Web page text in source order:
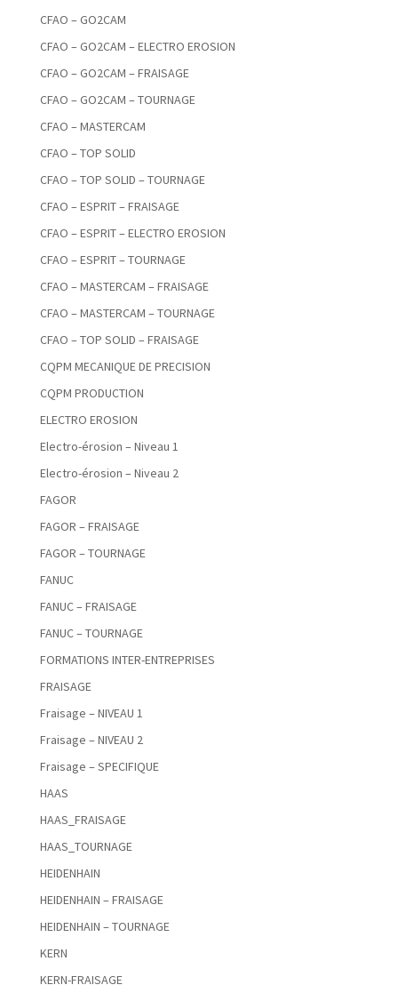
CFAO – GO2CAM
CFAO – GO2CAM – ELECTRO EROSION
CFAO – GO2CAM – FRAISAGE
CFAO – GO2CAM – TOURNAGE
CFAO – MASTERCAM
CFAO – TOP SOLID
CFAO – TOP SOLID – TOURNAGE
CFAO – ESPRIT – FRAISAGE
CFAO – ESPRIT – ELECTRO EROSION
CFAO – ESPRIT – TOURNAGE
CFAO – MASTERCAM – FRAISAGE
CFAO – MASTERCAM – TOURNAGE
CFAO – TOP SOLID – FRAISAGE
CQPM MECANIQUE DE PRECISION
CQPM PRODUCTION
ELECTRO EROSION
Electro-érosion – Niveau 1
Electro-érosion – Niveau 2
FAGOR
FAGOR – FRAISAGE
FAGOR – TOURNAGE
FANUC
FANUC – FRAISAGE
FANUC – TOURNAGE
FORMATIONS INTER-ENTREPRISES
FRAISAGE
Fraisage – NIVEAU 1
Fraisage – NIVEAU 2
Fraisage – SPECIFIQUE
HAAS
HAAS_FRAISAGE
HAAS_TOURNAGE
HEIDENHAIN
HEIDENHAIN – FRAISAGE
HEIDENHAIN – TOURNAGE
KERN
KERN-FRAISAGE